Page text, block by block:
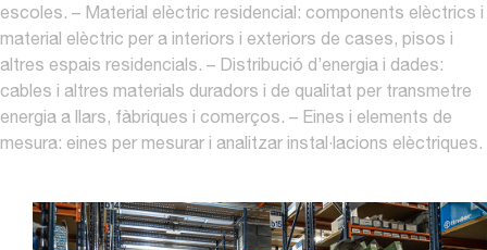
escoles. – Material elèctric residencial: components elèctrics i
material elèctric per a interiors i exteriors de cases, pisos i
altres espais residencials. – Distribució d’energia i dades:
cables i altres materials duradors i de qualitat per transmetre
energia a llars, fàbriques i comerços. – Eines i elements de
mesura: eines per mesurar i analitzar instal·lacions elèctriques.